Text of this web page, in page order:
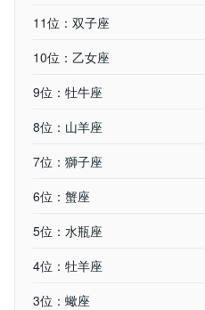
11位：双子座
10位：乙女座
9位：牡牛座
8位：山羊座
7位：獅子座
6位：蟹座
5位：水瓶座
4位：牡羊座
3位：蠍座